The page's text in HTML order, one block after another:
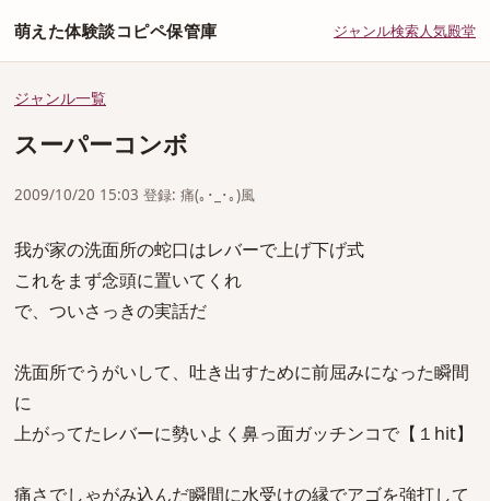
萌えた体験談コピペ保管庫 ジャンル検索人気殿堂
ジャンル一覧
スーパーコンボ
2009/10/20 15:03 登録: 痛(｡･_･｡)風
我が家の洗面所の蛇口はレバーで上げ下げ式
これをまず念頭に置いてくれ
で、ついさっきの実話だ
洗面所でうがいして、吐き出すために前屈みになった瞬間
に
上がってたレバーに勢いよく鼻っ面ガッチンコで【１hit】
痛さでしゃがみ込んだ瞬間に水受けの縁でアゴを強打して